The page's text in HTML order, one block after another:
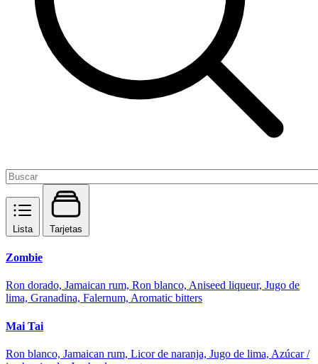
Lista Tarjetas
Zombie
Ron dorado, Jamaican rum, Ron blanco, Aniseed liqueur, Jugo de
lima, Granadina, Falernum, Aromatic bitters
Mai Tai
Ron blanco, Jamaican rum, Licor de naranja, Jugo de lima, Azúcar /